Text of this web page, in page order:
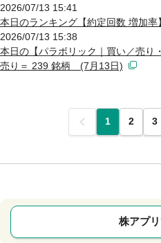
2026/07/13 15:41
本日のランキング【約定回数 増加率
2026/07/13 15:38
本日の【パラボリック｜買い／売
売り＝ 239 銘柄 (7月13日)
前 1 2 3
株アプ